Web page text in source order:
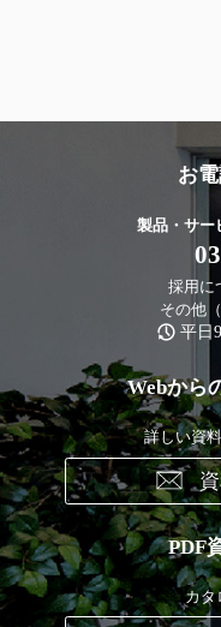
お
製品・サー
採用に
その他
平日
Webから
詳しい資
PDF
カタ